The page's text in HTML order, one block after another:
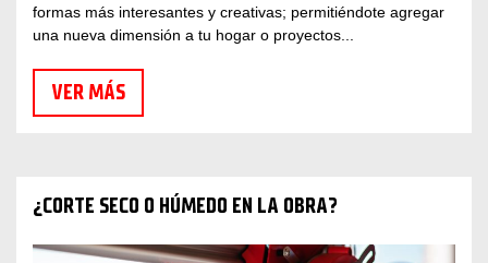
formas más interesantes y creativas; permitiéndote agregar
una nueva dimensión a tu hogar o proyectos...
VER MÁS
¿CORTE SECO O HÚMEDO EN LA OBRA?